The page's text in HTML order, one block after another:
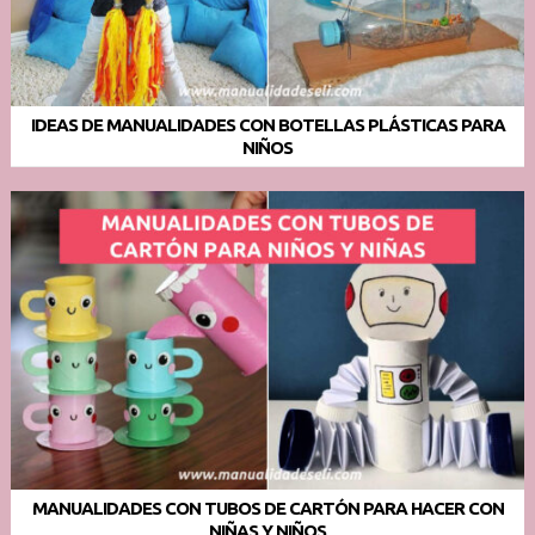
IDEAS DE MANUALIDADES CON BOTELLAS PLÁSTICAS PARA
NIÑOS
MANUALIDADES CON TUBOS DE CARTÓN PARA HACER CON
NIÑAS Y NIÑOS